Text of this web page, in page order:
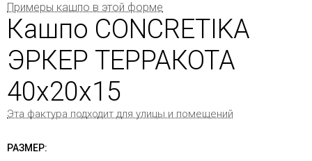
Примеры кашпо в этой форме
Кашпо CONCRETIKA
ЭРКЕР ТЕРРАКОТА
40x20x15
Эта фактура подходит для улицы и помещений
РАЗМЕР: